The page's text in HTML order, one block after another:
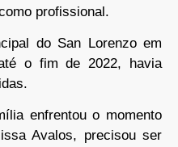
profissional.
do San Lorenzo em
o fim de 2022, havia
enfrentou o momento
Avalos, precisou ser